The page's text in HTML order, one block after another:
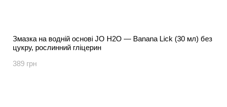
Змазка на водній основі JO H2O — Banana Lick (30 мл) без
цукру, рослинний гліцерин
389 грн